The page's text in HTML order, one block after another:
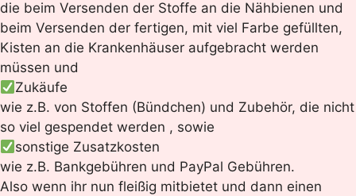
die beim Versenden der Stoffe an die Nähbienen und
beim Versenden der fertigen, mit viel Farbe gefüllten,
Kisten an die Krankenhäuser aufgebracht werden
müssen und
Zukäufe
wie z.B. von Stoffen (Bündchen) und Zubehör, die nicht
so viel gespendet werden , sowie
sonstige Zusatzkosten
wie z.B. Bankgebühren und PayPal Gebühren.
Also wenn ihr nun fleißig mitbietet und dann einen